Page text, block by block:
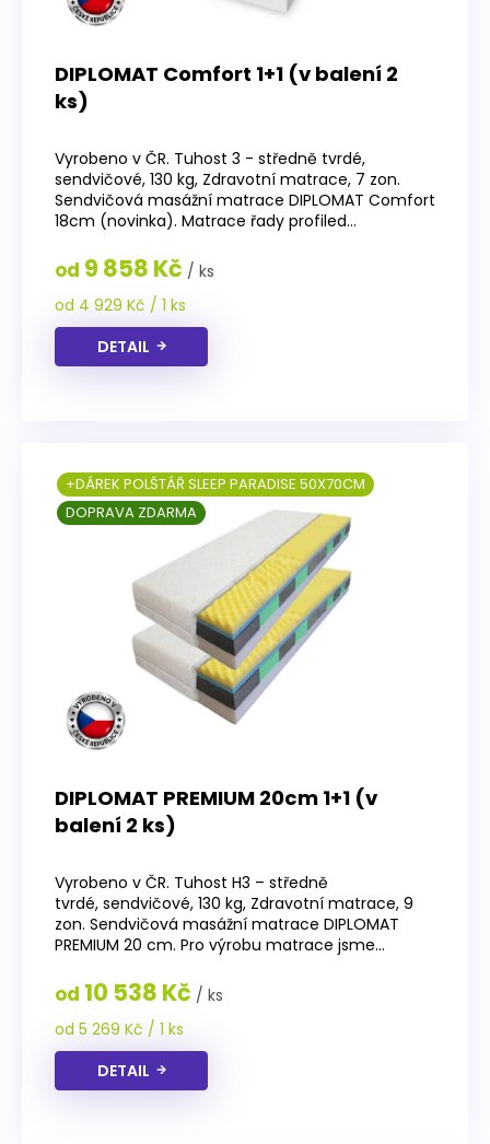
DIPLOMAT Comfort 1+1 (v balení 2
ks)
hodnocení
produktu
je
4,4
z
hvězdiček.
Vyrobeno v ČR. Tuhost 3 - středně tvrdé,
sendvičové, 130 kg, Zdravotní matrace, 7 zon.
Sendvičová masážní matrace DIPLOMAT Comfort
18cm (novinka). Matrace řady profiled...
od 9 858 Kč / ks
Měrná
cena:
od 4 929 Kč / 1 ks
DETAIL
DIPLOMAT PREMIUM 20cm 1+1 (v
balení 2 ks)
hodnocení
produktu
je
4,2
z
hvězdiček.
+DÁREK POLŠTÁŘ SLEEP PARADISE 50X70CM
DOPRAVA ZDARMA
Vyrobeno v ČR. Tuhost H3 – středně
tvrdé, sendvičové, 130 kg, Zdravotní matrace, 9
zon. Sendvičová masážní matrace DIPLOMAT
PREMIUM 20 cm. Pro výrobu matrace jsme...
od 10 538 Kč / ks
Měrná
cena:
od 5 269 Kč / 1 ks
DETAIL